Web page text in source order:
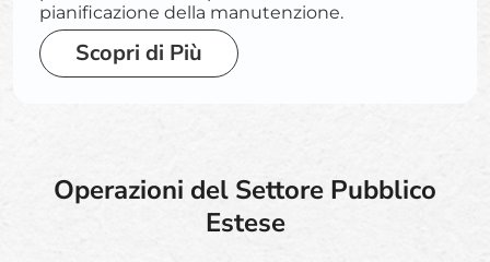
pianificazione della manutenzione.
Scopri di Più
Operazioni del Settore Pubblico
Estese